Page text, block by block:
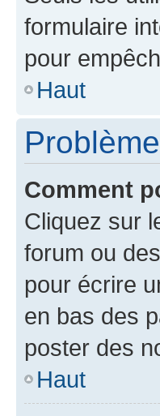
formulaire
pour
Haut
Comment
Cliquez sur
forum ou
pour écrire
en bas des
poster des
Haut